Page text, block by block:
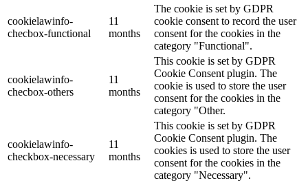
cookielawinfo-
checbox-functional
11
months
The cookie is set by GDPR
cookie consent to record the user
consent for the cookies in the
category "Functional".
cookielawinfo-
checbox-others
11
months
This cookie is set by GDPR
Cookie Consent plugin. The
cookie is used to store the user
consent for the cookies in the
category "Other.
cookielawinfo-
checkbox-necessary
11
months
This cookie is set by GDPR
Cookie Consent plugin. The
cookies is used to store the user
consent for the cookies in the
category "Necessary".